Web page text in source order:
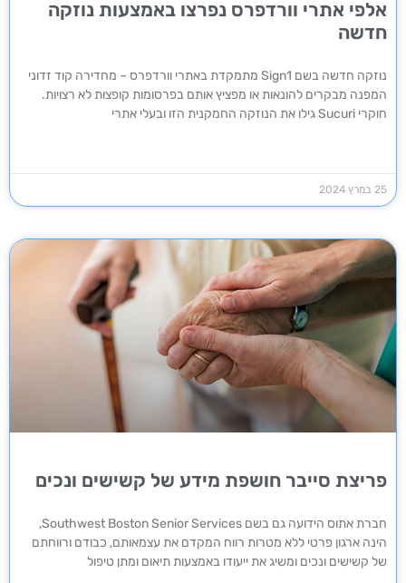
אלפי אתרי וורדפרס נפרצו באמצעות נוזקה
חדשה
נוזקה חדשה בשם Sign1 מתמקדת באתרי וורדפרס – מחדירה קוד זדוני
המפנה מבקרים להונאות או מפציץ אותם בפרסומות קופצות לא רצויות.
חוקרי Sucuri גילו את הנוזקה החמקנית הזו ובעלי אתרי
25 במרץ 2024
פריצת סייבר חושפת מידע של קשישים ונכים
חברת אתוס הידועה גם בשם Southwest Boston Senior Services,
הינה ארגון פרטי ללא מטרות רווח המקדם את עצמאותם, כבודם ורווחתם
של קשישים ונכים ומשיג את ייעודו באמצעות תיאום ומתן טיפול